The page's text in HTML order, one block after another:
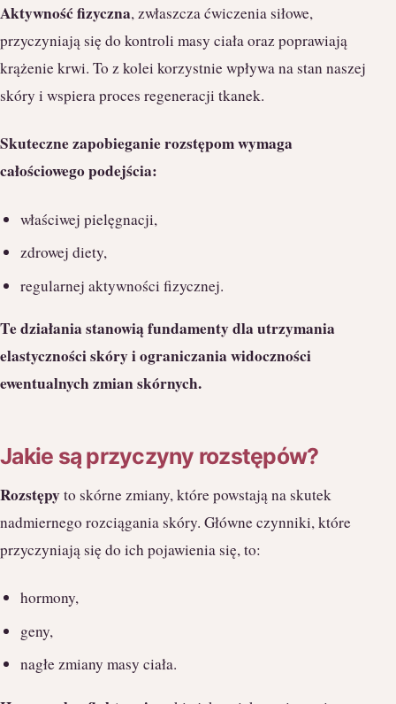
Aktywność fizyczna, zwłaszcza ćwiczenia siłowe,
przyczyniają się do kontroli masy ciała oraz poprawiają
krążenie krwi. To z kolei korzystnie wpływa na stan naszej
skóry i wspiera proces regeneracji tkanek.
Skuteczne zapobieganie rozstępom wymaga
całościowego podejścia:
właściwej pielęgnacji,
zdrowej diety,
regularnej aktywności fizycznej.
Te działania stanowią fundamenty dla utrzymania
elastyczności skóry i ograniczania widoczności
ewentualnych zmian skórnych.
Jakie są przyczyny rozstępów?
Rozstępyto skórne zmiany, które powstają na skutek
nadmiernego rozciągania skóry. Główne czynniki, które
przyczyniają się do ich pojawienia się, to:
hormony,
geny,
nagłe zmiany masy ciała.